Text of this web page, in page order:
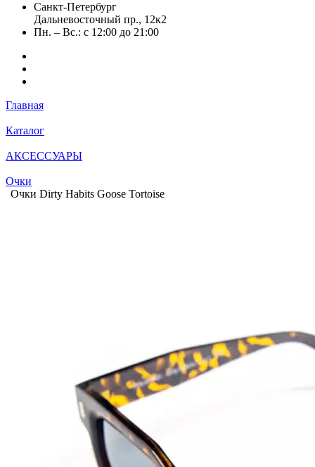
Санкт-Петербург
Дальневосточный пр., 12к2
Пн. – Вс.: с 12:00 до 21:00
Главная
Каталог
АКСЕССУАРЫ
Очки
Очки Dirty Habits Goose Tortoise